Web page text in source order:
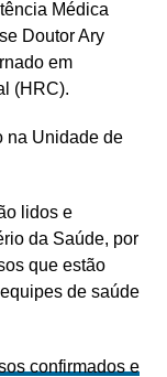
Médica
Doutor Ary
em
(HRC).
na Unidade de
lidos e
da Saúde, por
que estão
de saúde
confirmados e